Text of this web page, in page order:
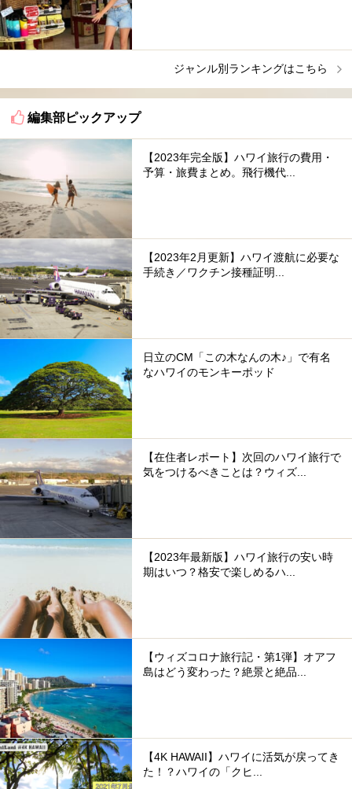
ジャンル別ランキングはこちら
編集部ピックアップ
【2023年完全版】ハワイ旅行の費用・
予算・旅費まとめ。飛行機代...
【2023年2月更新】ハワイ渡航に必要な
手続き／ワクチン接種証明...
日立のCM「この木なんの木♪」で有名
なハワイのモンキーポッド
【在住者レポート】次回のハワイ旅行で
気をつけるべきことは？ウィズ...
【2023年最新版】ハワイ旅行の安い時
期はいつ？格安で楽しめるハ...
【ウィズコロナ旅行記・第1弾】オアフ
島はどう変わった？絶景と絶品...
【4K HAWAII】ハワイに活気が戻ってき
た！？ハワイの「クヒ...